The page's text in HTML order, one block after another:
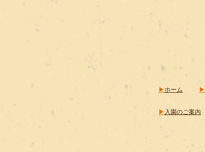
▶​ホーム ▶
▶入園のご案内